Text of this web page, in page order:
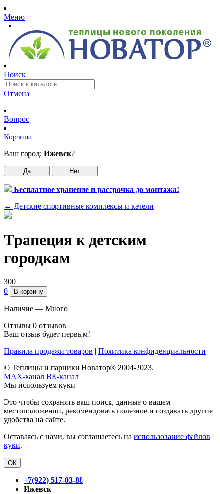
Меню
Поиск
Отмена
Вопрос
Корзина
Ваш город: Ижевск?
Да Нет
Бесплатное хранение и рассрочка до монтажа!
← Детские спортивные комплексы и качели
Трапеция к детским
городкам
300
0
В корзину
Наличие — Много
Отзывы 0 отзывов
Ваш отзыв будет первым!
Правила продажи товаров | Политика конфиденциальности
© Теплицы и парники Новатор® 2004-2023.
MAX-канал ВК-канал
Мы используем куки
Это чтобы сохранять ваш поиск, данные о вашем
местоположении, рекомендовать полезное и создавать другие
удобства на сайте.
Оставаясь с нами, вы соглашаетесь на использование файлов
куки.
ОК
+7(922) 517-03-88
Ижевск